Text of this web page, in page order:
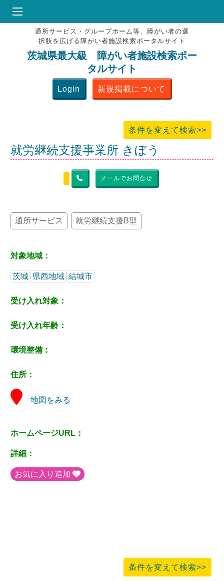
HOME
♥お気にりブックマーク
掲載会員MENU
よくある質問
通所サービス・グループホーム等、障がい者の選
択肢を広げる障がい者施設検索ポータルサイト
茨城県最大級 障がい者施設検索ポー
タルサイト
Login 新規掲載について
条件を変えて検索>>
就労継続支援事業所 きぼう
メールでお問合せ
通所サービス 就労継続支援B型
対象地域：
茨城 県西地域 結城市
受け入れ対象：
受け入れ年齢：
環境整備：
住所：
地図をみる
ホームページURL：
詳細：
お気に入り追加
条件を変えて検索>>